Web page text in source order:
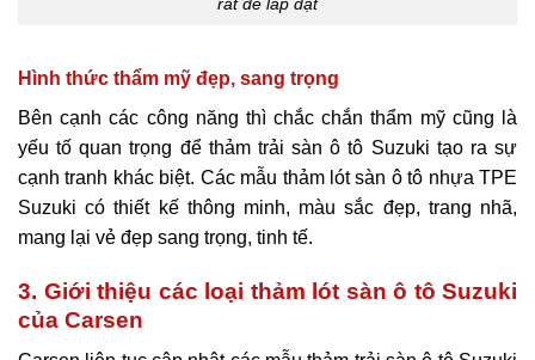
Hình thức thẩm mỹ đẹp, sang trọng
Bên cạnh các công năng thì chắc chắn thẩm mỹ cũng là
yếu tố quan trọng để thảm trải sàn ô tô Suzuki tạo ra sự
cạnh tranh khác biệt. Các mẫu thảm lót sàn ô tô nhựa TPE
Suzuki có thiết kế thông minh, màu sắc đẹp, trang nhã,
mang lại vẻ đẹp sang trọng, tinh tế.
3. Giới thiệu các loại thảm lót sàn ô tô Suzuki
của Carsen